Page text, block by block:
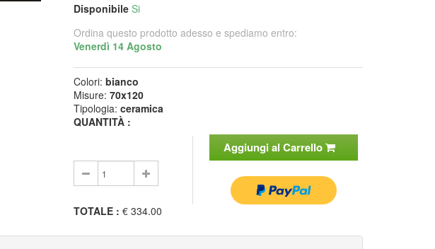
Disponibile Si
Ordina questo prodotto adesso e spediamo entro:
Venerdì 14 Agosto
Colori:bianco
Misure:70x120
Tipologia:ceramica
QUANTITÀ :
Aggiungi al Carrello
TOTALE : € 334.00